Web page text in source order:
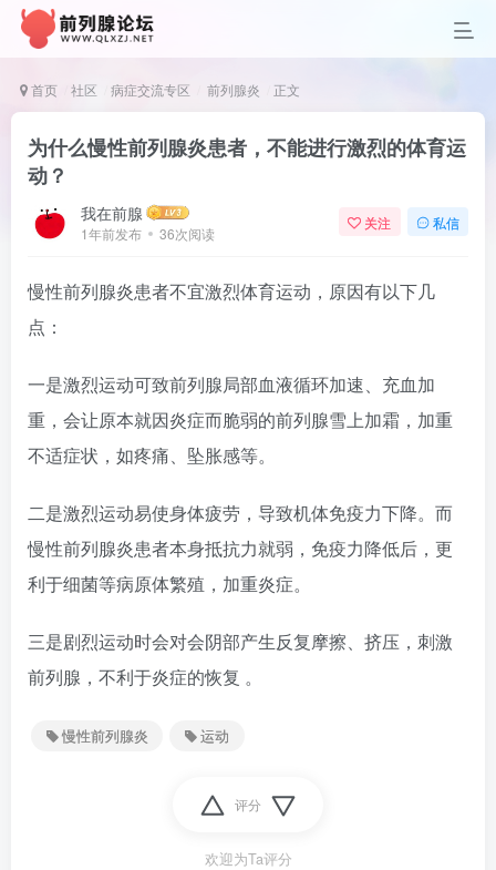
首页 社区 病症交流专区 前列腺炎 正文
为什么慢性前列腺炎患者，不能进行激烈的体育运
动？
我在前腺
1年前发布 36次阅读
关注 私信
慢性前列腺炎患者不宜激烈体育运动，原因有以下几
点：
一是激烈运动可致前列腺局部血液循环加速、充血加
重，会让原本就因炎症而脆弱的前列腺雪上加霜，加重
不适症状，如疼痛、坠胀感等。
二是激烈运动易使身体疲劳，导致机体免疫力下降。而
慢性前列腺炎患者本身抵抗力就弱，免疫力降低后，更
利于细菌等病原体繁殖，加重炎症。
三是剧烈运动时会对会阴部产生反复摩擦、挤压，刺激
前列腺，不利于炎症的恢复 。
慢性前列腺炎 运动
评分
欢迎为Ta评分